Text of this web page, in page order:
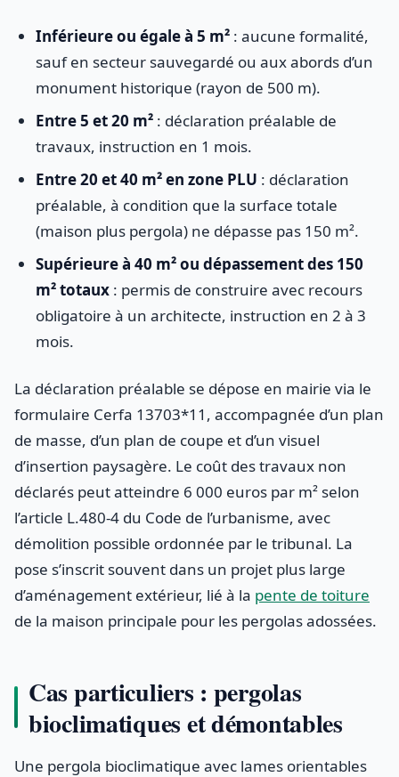
Inférieure ou égale à 5 m² : aucune formalité,
sauf en secteur sauvegardé ou aux abords d’un
monument historique (rayon de 500 m).
Entre 5 et 20 m² : déclaration préalable de
travaux, instruction en 1 mois.
Entre 20 et 40 m² en zone PLU : déclaration
préalable, à condition que la surface totale
(maison plus pergola) ne dépasse pas 150 m².
Supérieure à 40 m² ou dépassement des 150
m² totaux : permis de construire avec recours
obligatoire à un architecte, instruction en 2 à 3
mois.
La déclaration préalable se dépose en mairie via le
formulaire Cerfa 13703*11, accompagnée d’un plan
de masse, d’un plan de coupe et d’un visuel
d’insertion paysagère. Le coût des travaux non
déclarés peut atteindre 6 000 euros par m² selon
l’article L.480-4 du Code de l’urbanisme, avec
démolition possible ordonnée par le tribunal. La
pose s’inscrit souvent dans un projet plus large
d’aménagement extérieur, lié à la pente de toiture
de la maison principale pour les pergolas adossées.
Cas particuliers : pergolas
bioclimatiques et démontables
Une pergola bioclimatique avec lames orientables